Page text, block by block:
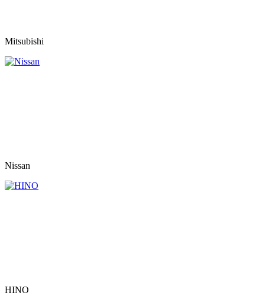
Mitsubishi
Nissan
HINO